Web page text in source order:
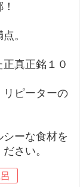
。
真正銘１０
リピーターの
ーな食材を
さい。